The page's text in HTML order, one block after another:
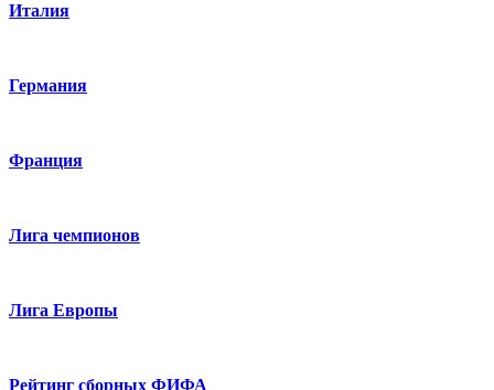
Италия
Германия
Франция
Лига чемпионов
Лига Европы
Рейтинг сборных ФИФА